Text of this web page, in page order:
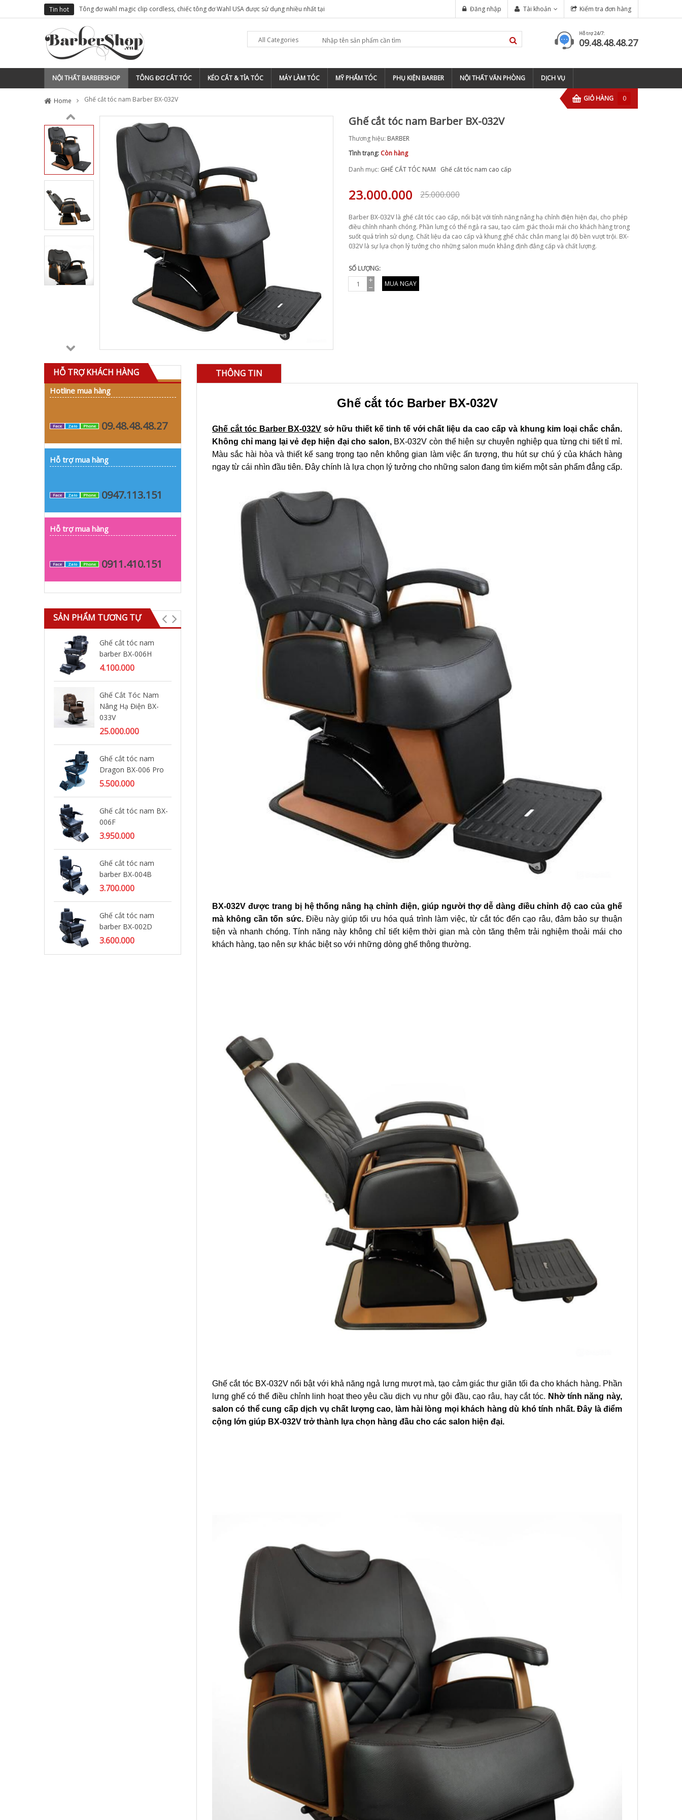
Tin hot Tông đơ wahl magic clip cordless, chiếc tông đơ Wahl USA được sử dụng nhiều nhất tại
việt nam
Kiểm tra đơn hàng
Tài khoản
Đăng nhập
All Categories
Hỗ trợ 24/7:
09.48.48.48.27
NỘI THẤT BARBERSHOP TÔNG ĐƠ CẮT TÓC KÉO CẮT & TỈA TÓC MÁY LÀM TÓC MỸ PHẨM TÓC PHỤ KIỆN BARBER NỘI THẤT VĂN PHÒNG DỊCH VỤ
GIỎ HÀNG 0
Home Ghế cắt tóc nam Barber BX-032V
Ghế cắt tóc nam Barber BX-032V
Thương hiệu: BARBER
Tình trạng: Còn hàng
Danh mục: GHẾ CẮT TÓC NAM Ghế cắt tóc nam cao cấp
25.000.000
23.000.000
Barber BX-032V là ghế cắt tóc cao cấp, nổi bật với tính năng nâng hạ chỉnh điện hiện đại, cho phép
điều chỉnh nhanh chóng. Phần lưng có thể ngả ra sau, tạo cảm giác thoải mái cho khách hàng trong
suốt quá trình sử dụng. Chất liệu da cao cấp và khung ghế chắc chắn mang lại độ bền vượt trội. BX-
032V là sự lựa chọn lý tưởng cho những salon muốn khẳng định đẳng cấp và chất lượng.
SỐ LƯỢNG:
MUA NGAY
HỖ TRỢ KHÁCH HÀNG
Hotline mua hàng
Face Zalo Phone 09.48.48.48.27
Hỗ trợ mua hàng
Face Zalo Phone 0947.113.151
Hỗ trợ mua hàng
Face Zalo Phone 0911.410.151
SẢN PHẨM TƯƠNG TỰ
Ghế cắt tóc nam
barber BX-006H
4.100.000
Ghế Cắt Tóc Nam
Nâng Hạ Điện BX-
033V
25.000.000
Ghế cắt tóc nam
Dragon BX-006 Pro
5.500.000
Ghế cắt tóc nam BX-
006F
3.950.000
Ghế cắt tóc nam
barber BX-004B
3.700.000
Ghế cắt tóc nam
barber BX-002D
3.600.000
Ghế cắt tóc nam
barber BX-714
Ghế cắt tóc nam
Ghế cắt tóc nam
Ghế cắt tóc nam
Barber BX-402B
4.600.000
THÔNG TIN
Ghế cắt tóc Barber BX-032V
Ghế cắt tóc Barber BX-032V sở hữu thiết kế tinh tế với chất liệu da cao cấp và khung kim loại chắc chắn.
Không chỉ mang lại vẻ đẹp hiện đại cho salon,BX-032V còn thể hiện sự chuyên nghiệp qua từng chi tiết tỉ mỉ.
Màu sắc hài hòa và thiết kế sang trọng tạo nên không gian làm việc ấn tượng, thu hút sự chú ý của khách hàng
ngay từ cái nhìn đầu tiên. Đây chính là lựa chọn lý tưởng cho những salon đang tìm kiếm một sản phẩm đẳng cấp.
BX-032V được trang bị hệ thống nâng hạ chỉnh điện, giúp người thợ dễ dàng điều chỉnh độ cao của ghế
mà không cần tốn sức.Điều này giúp tối ưu hóa quá trình làm việc, từ cắt tóc đến cạo râu, đảm bảo sự thuận
tiện và nhanh chóng. Tính năng này không chỉ tiết kiệm thời gian mà còn tăng thêm trải nghiệm thoải mái cho
khách hàng, tạo nên sự khác biệt so với những dòng ghế thông thường.
Ghế cắt tóc BX-032V nổi bật với khả năng ngả lưng mượt mà, tạo cảm giác thư giãn tối đa cho khách hàng. Phần
lưng ghế có thể điều chỉnh linh hoạt theo yêu cầu dịch vụ như gội đầu, cạo râu, hay cắt tóc. Nhờ tính năng này,
salon có thể cung cấp dịch vụ chất lượng cao, làm hài lòng mọi khách hàng dù khó tính nhất. Đây là điểm
cộng lớn giúp BX-032V trở thành lựa chọn hàng đầu cho các salon hiện đại.